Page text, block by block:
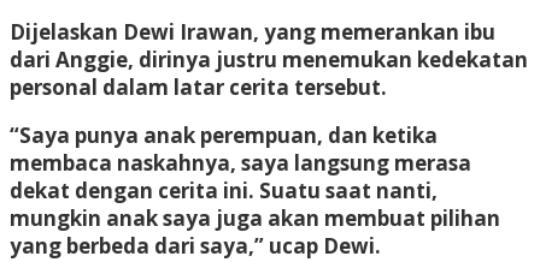
Dijelaskan Dewi Irawan, yang memerankan ibu
dari Anggie, dirinya justru menemukan kedekatan
personal dalam latar cerita tersebut.
“Saya punya anak perempuan, dan ketika
membaca naskahnya, saya langsung merasa
dekat dengan cerita ini. Suatu saat nanti,
mungkin anak saya juga akan membuat pilihan
yang berbeda dari saya,” ucap Dewi.